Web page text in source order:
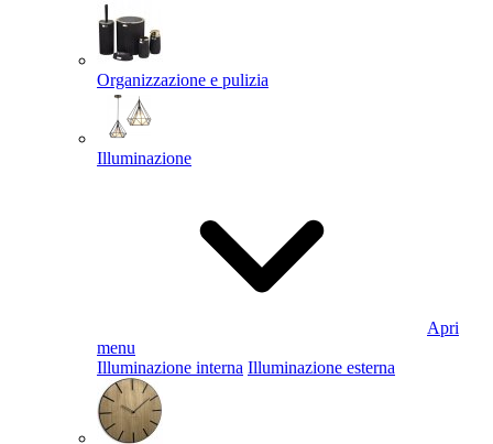
Organizzazione e pulizia
Illuminazione
Apri
menu
Illuminazione interna Illuminazione esterna